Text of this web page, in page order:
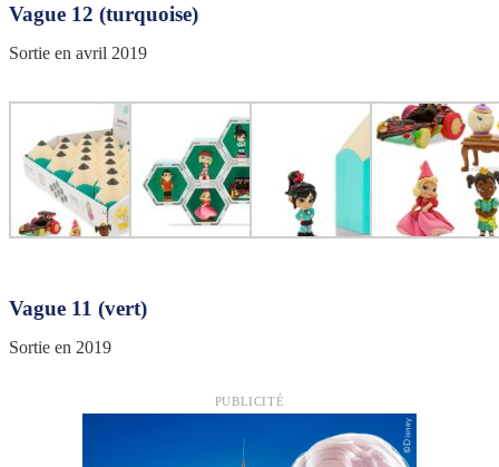
Vague 12 (turquoise)
Sortie en avril 2019
Vague 11 (vert)
Sortie en 2019
PUBLICITÉ